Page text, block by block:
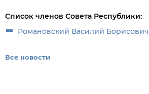
Список членов Совета Республики:
Романовский Василий Борисович
Все новости